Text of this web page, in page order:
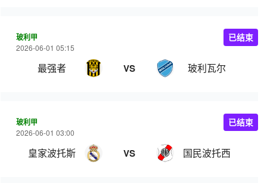
玻利甲
2026-06-01 05:15
最强者 VS 玻利瓦尔
已结束
玻利甲
2026-06-01 03:00
皇家波托斯 VS 国民波托西
已结束